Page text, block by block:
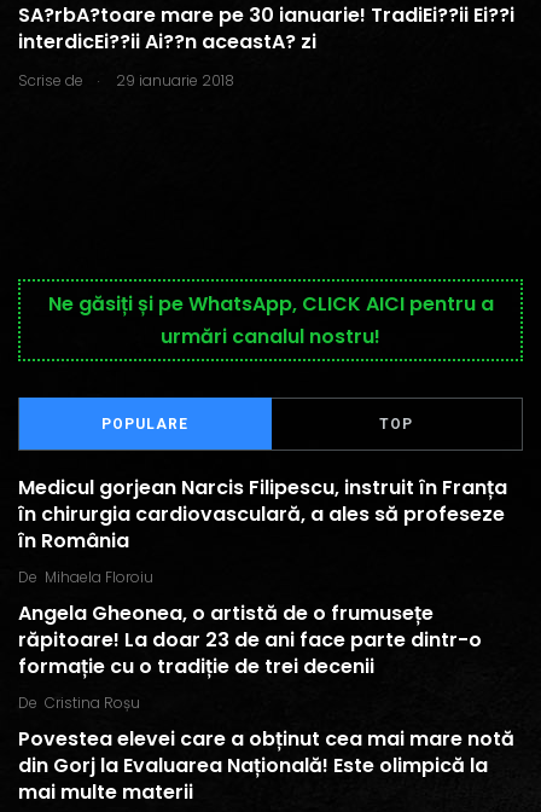
SA?rbA?toare mare pe 30 ianuarie! TradiEi??ii Ei??i
interdicEi??ii Ai??n aceastA? zi
Scrise de . 29 ianuarie 2018
Ne găsiți și pe WhatsApp, CLICK AICI pentru a
urmări canalul nostru!
POPULARE TOP
Medicul gorjean Narcis Filipescu, instruit în Franța
în chirurgia cardiovasculară, a ales să profeseze
în România
De Mihaela Floroiu
Angela Gheonea, o artistă de o frumusețe
răpitoare! La doar 23 de ani face parte dintr-o
formație cu o tradiție de trei decenii
De Cristina Roșu
Povestea elevei care a obținut cea mai mare notă
din Gorj la Evaluarea Națională! Este olimpică la
mai multe materii